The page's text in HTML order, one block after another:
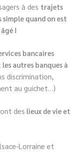
à des trajets
simple quand on est
!
bancaires
autres banques à
discrimination,
au guichet…)
des lieux de vie et
Lorraine et